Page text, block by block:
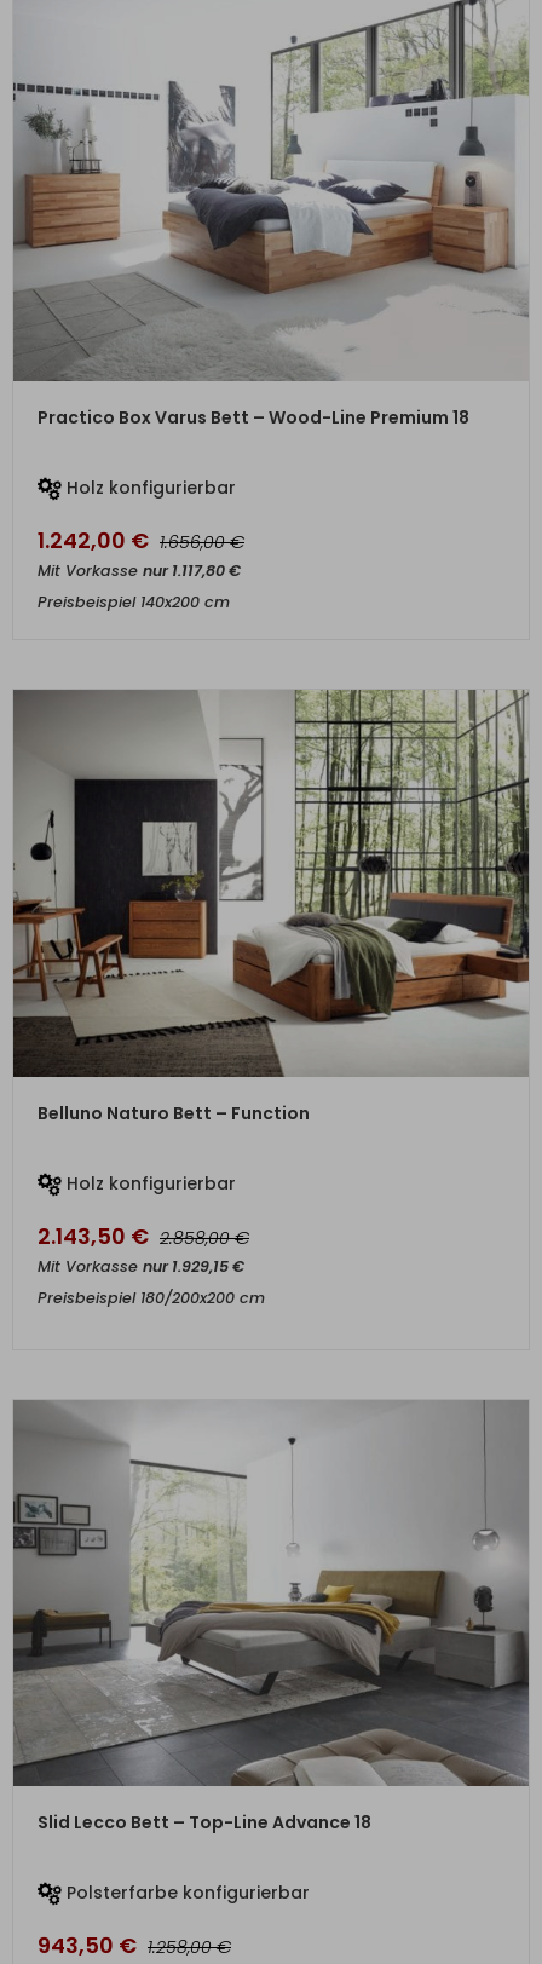
Practico Box Varus Bett – Wood-Line Premium 18
Holz konfigurierbar
1.242,00 € 1.656,00€
Mit Vorkasse nur1.117,80€
Preisbeispiel 140x200 cm
ZUM PRODUKT
Belluno Naturo Bett – Function
Holz konfigurierbar
2.143,50 € 2.858,00€
Mit Vorkasse nur1.929,15€
Preisbeispiel 180/200x200 cm
ZUM PRODUKT
Slid Lecco Bett – Top-Line Advance 18
Polsterfarbe konfigurierbar
943,50 € 1.258,00€